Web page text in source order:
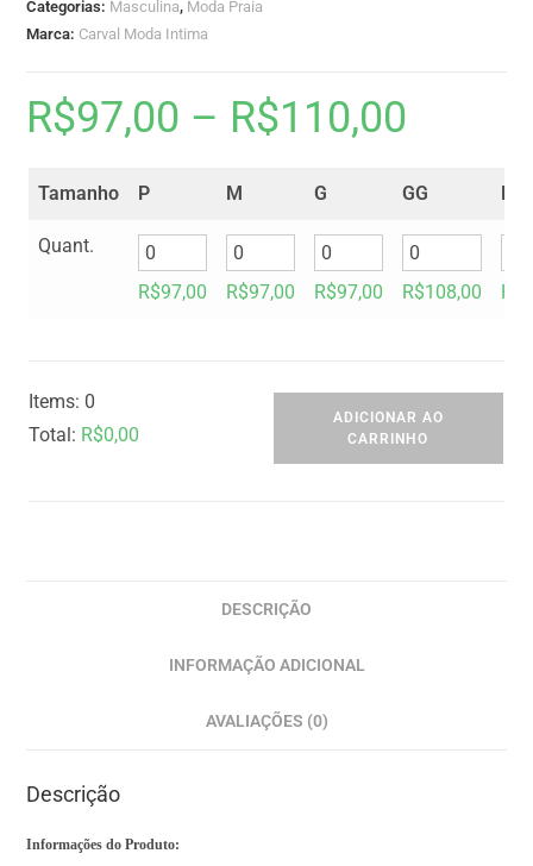
Categorias: Masculina, Moda Praia
Marca: Carval Moda Intima
R$97,00 – R$110,00
Tamanho P M G GG
Quant.
R$97,00 R$97,00 R$97,00 R$108,00 R$
Items: 0
Total: R$0,00
a
l
ADICIONAR AO
CARRINHO
DESCRIÇÃO
INFORMAÇÃO ADICIONAL
AVALIAÇÕES (0)
Descrição
Informações do Produto: